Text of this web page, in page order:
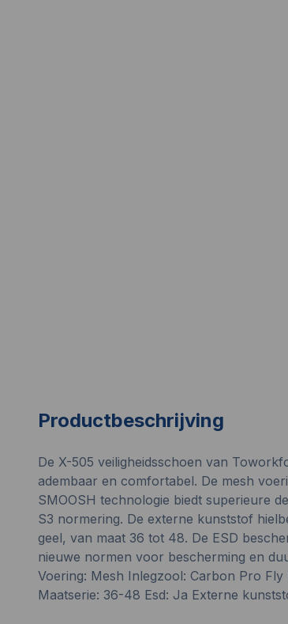
Productbeschrijving
De X-505 veiligheidsschoen van
adembaar en comfortabel. De mesh
SMOOSH technologie biedt superieure
S3 normering. De externe kunststof
geel, van maat 36 tot 48. De ESD
nieuwe normen voor bescherming en
Voering: Mesh Inlegzool: Carbon Pro
Maatserie: 36-48 Esd: Ja Externe